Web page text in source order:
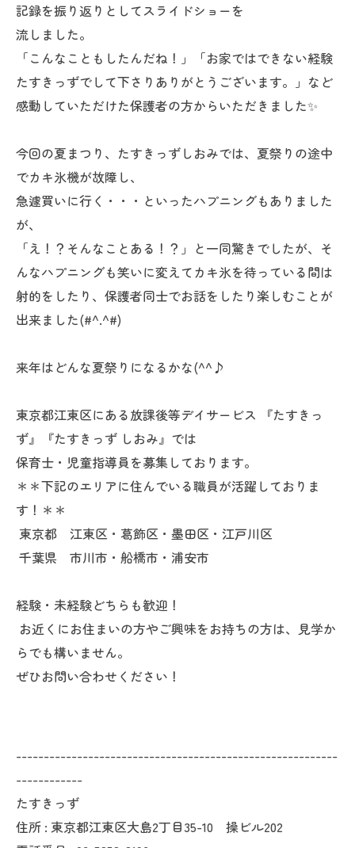
記録を振り返りとしてスライドショーを
流しました。
「こんなこともしたんだね！」「お家ではできない経験
たすきっずでして下さりありがとうございます。」など
感動していただけた保護者の方からいただきました✨
今回の夏まつり、たすきっずしおみでは、夏祭りの途中
でカキ氷機が故障し、
急遽買いに行く・・・といったハプニングもありました
が、
「え！？そんなことある！？」と一同驚きでしたが、そ
んなハプニングも笑いに変えてカキ氷を待っている間は
射的をしたり、保護者同士でお話をしたり楽しむことが
出来ました(#^.^#)
来年はどんな夏祭りになるかな(^^♪
東京都江東区にある放課後等デイサービス 『たすきっ
ず』『たすきっず しおみ』では
保育士・児童指導員を募集しております。
＊＊下記のエリアに住んでいる職員が活躍しておりま
す！＊＊
東京都 江東区・葛飾区・墨田区・江戸川区
千葉県 市川市・船橋市・浦安市
経験・未経験どちらも歓迎！
お近くにお住まいの方やご興味をお持ちの方は、見学か
らでも構いません。
ぜひお問い合わせください！
----------------------------------------------------------
------------
たすきっず
住所 : 東京都江東区大島2丁目35-10 操ビル202